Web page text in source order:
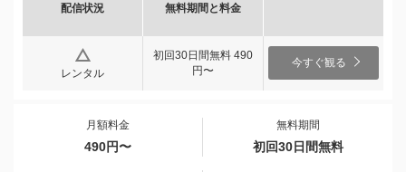
配信状況 無料期間と料金
レンタル
初回30日間無料 490
円〜
今すぐ観る
月額料金
490円〜
無料期間
初回30日間無料